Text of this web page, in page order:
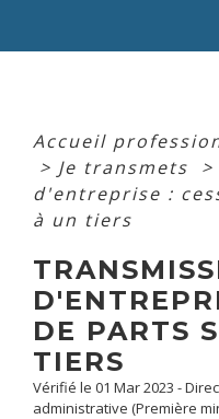
Accueil
> Je transmets >
d'entreprise :
à un tiers
DE PARTS
TIERS
Vérifié le 01 Mar 2023 -
administrative (Première